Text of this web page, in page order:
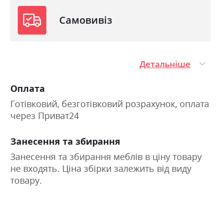
Самовивіз
Детальніше
Оплата
Готівковий, безготівковий розрахунок, оплата
через Приват24
Занесення та збирання
Занесення та збирання меблів в ціну товару
не входять. Ціна збірки залежить від виду
товару.